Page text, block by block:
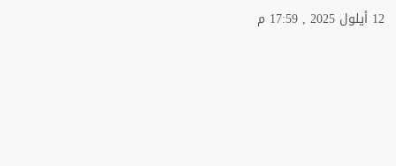
12 أيلول 2025 , 17:59 م